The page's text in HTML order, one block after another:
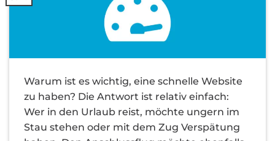
Warum ist es wichtig, eine schnelle Website
zu haben? Die Antwort ist relativ einfach:
Wer in den Urlaub reist, möchte ungern im
Stau stehen oder mit dem Zug Verspätung